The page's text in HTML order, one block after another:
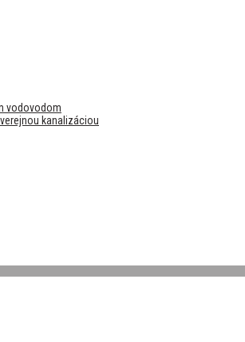
vodovodom
kanalizáciou